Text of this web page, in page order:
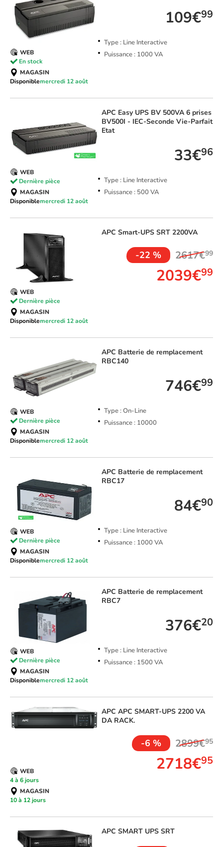
109€99
Type : Line Interactive
Puissance : 1000 VA
WEB
En stock
MAGASIN
Disponiblemercredi 12 août
APC Easy UPS BV 500VA 6 prises
BV500I - IEC-Seconde Vie-Parfait
Etat
33€96
Type : Line Interactive
Puissance : 500 VA
WEB
Dernière pièce
MAGASIN
Disponiblemercredi 12 août
APC Smart-UPS SRT 2200VA
-22 % 2617€99
2039€99
WEB
Dernière pièce
MAGASIN
Disponiblemercredi 12 août
APC Batterie de remplacement
RBC140
746€99
Type : On-Line
Puissance : 10000
WEB
Dernière pièce
MAGASIN
Disponiblemercredi 12 août
APC Batterie de remplacement
RBC17
84€90
Type : Line Interactive
Puissance : 1000 VA
WEB
Dernière pièce
MAGASIN
Disponiblemercredi 12 août
APC Batterie de remplacement
RBC7
376€20
Type : Line Interactive
Puissance : 1500 VA
WEB
Dernière pièce
MAGASIN
Disponiblemercredi 12 août
APC APC SMART-UPS 2200 VA
DA RACK.
-6 % 2899€95
2718€95
WEB
4 à 6 jours
MAGASIN
10 à 12 jours
APC SMART UPS SRT